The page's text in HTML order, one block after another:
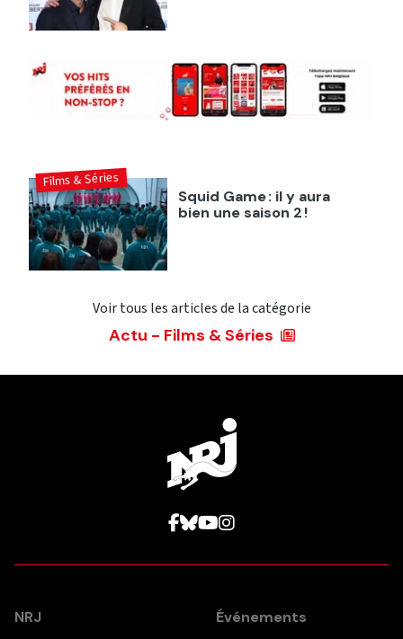
Squid Game : il y aura
bien une saison 2 !
Films & Séries
Voir tous les articles de la catégorie
Actu - Films & Séries
NRJ Événements